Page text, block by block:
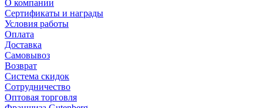
О компании
Сертификаты и награды
Условия работы
Оплата
Доставка
Самовывоз
Возврат
Система скидок
Сотрудничество
Оптовая торговля